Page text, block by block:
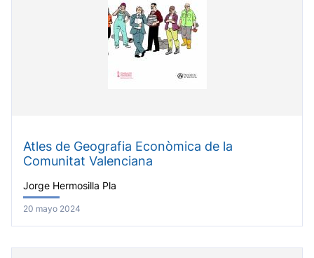
Atles de Geografia Econòmica de la
Comunitat Valenciana
Jorge Hermosilla Pla
20 mayo 2024